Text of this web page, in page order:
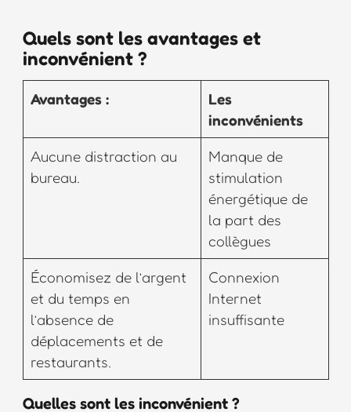
Quels sont les avantages et
inconvénient ?
Avantages :
Les
inconvénients
Aucune distraction au
bureau.
Manque de
stimulation
énergétique de
la part des
collègues
Économisez de l’argent
et du temps en
l’absence de
déplacements et de
restaurants.
Connexion
Internet
insuffisante
Quelles sont les inconvénient ?